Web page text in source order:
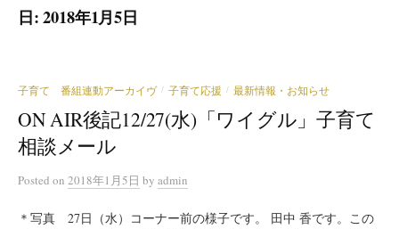
日:2018年1月5日
子育て 番組連動アーカイヴ / 子育て応援 / 最新情報・お知らせ
ON AIR後記12/27(水)「ワイグル」子育て
相談メール
Posted on 2018年1月5日 by admin
＊写真 27日（水）コーナー前の様子です。 田中 香です。この